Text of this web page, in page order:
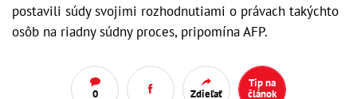
postavili súdy svojimi rozhodnutiami o právach takýchto
osôb na riadny súdny proces, pripomína AFP.
0 Zdieľať
Tip na
článok